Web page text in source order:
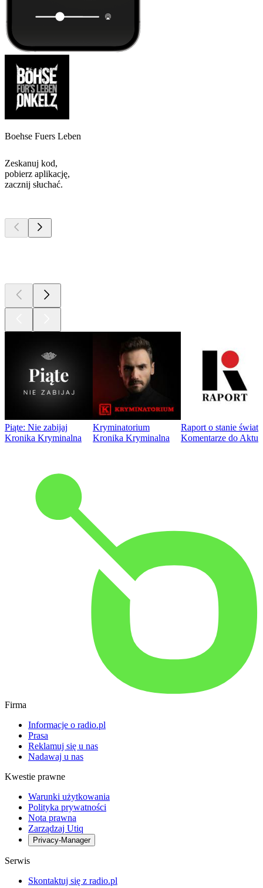
Boehse Fuers Leben
Zeskanuj kod,
pobierz aplikację,
zacznij słuchać.
Piąte: Nie zabijaj
Kronika Kryminalna
Kryminatorium
Kronika Kryminalna
Raport o stanie
Komentarze do
Firma
Informacje o radio.pl
Prasa
Reklamuj się u nas
Nadawaj u nas
Kwestie prawne
Warunki użytkowania
Polityka prywatności
Nota prawna
Zarządzaj Utiq
Privacy-Manager
Serwis
Skontaktuj się z radio.pl